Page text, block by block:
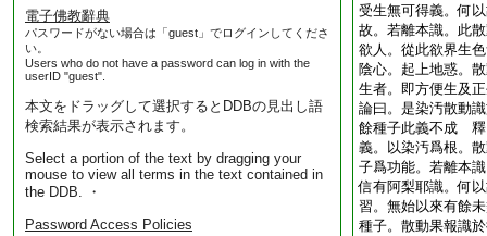
電子佛教辭典
パスワードがない場合は「guest」でログインしてくださ
い。
Users who do not have a password can log in with the
userID "guest".
本文をドラッグして選択するとDDBの見出し語
検索結果が表示されます。
Select a portion of the text by dragging your
mouse to view all terms in the text contained in
the DDB. ・
Password Access Policies
受生無可得義。何
故。若離本識。此
欲人。從此欲界生
陰心。起上地惑。
生者。即方便生及
論曰。是染汚散動
餘種子此義不成 釋
義。以染汚爲根。
子爲功能。若離本
信有阿梨耶識。何
習。無始以來有餘
種子。散動果報識